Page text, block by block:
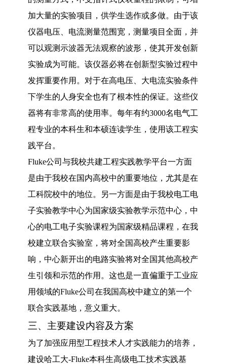
加大量的实验项目，供学生选作或多做。由于该
仪器电压、电流测量范围宽，测量项目全面，并
可以观测示波器无法观察的波形，使其开发创新
实验成为可能。该仪器必将在创新型实验过程中
发挥重要作用。对于在高电压、大电流实验条件
下学生的人身安全也有了根本性的保证。这些仪
器将有非常高的使用率。每年有约3000名电气工
程专业的本科生和本硕连读学生，使用该工程实
践平台。
Fluke公司与我校共建工程实践教学平台一方面
是由于我校在国内高校中的重要地位，尤其是在
工科院校中的地位。另一方面是由于我校电工电
子实验教学中心为国家级实验教学示范中心，中
心的电工电子实验课程为国家级精品课程，在我
校建立联合实验室，将对全国高校产生重要影
响，中心新开出的电路实验将对全国其他高校产
生引领和示范的作用。这也是一直偏重于工业应
用领域的Fluke公司在我国高校中建立的第一个
联合实践基地，意义重大。
三、主要建设内容及方案
为了加强应用型工程技术人才实践能力的培养，
建设哈工大-Fluke本科生高级电工技术实践基